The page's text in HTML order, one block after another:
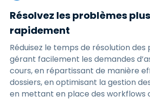
Résolvez les problèmes plus
rapidement
Réduisez le temps de résolution
gérant facilement les demandes
cours, en répartissant de manière
dossiers, en optimisant la gestion
en mettant en place des workflows